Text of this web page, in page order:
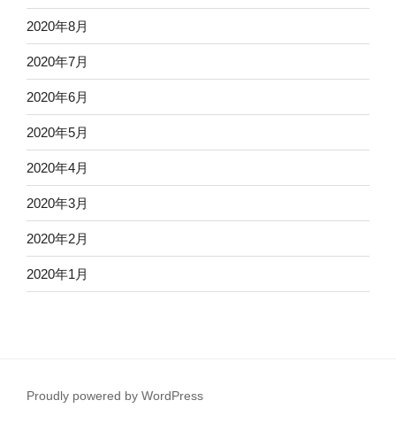
2020年8月
2020年7月
2020年6月
2020年5月
2020年4月
2020年3月
2020年2月
2020年1月
Proudly powered by WordPress